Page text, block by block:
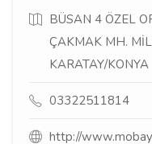
BÜSAN 4 ÖZEL
ÇAKMAK MH.
KARATAY/KONYA
03322511814
http://